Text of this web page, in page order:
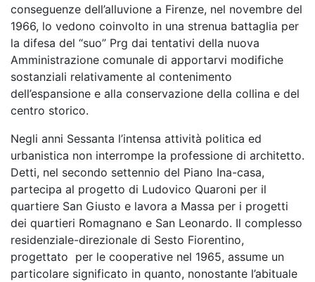
conseguenze dell’alluvione a Firenze, nel novembre del
1966, lo vedono coinvolto in una strenua battaglia per
la difesa del “suo” Prg dai tentativi della nuova
Amministrazione comunale di apportarvi modifiche
sostanziali relativamente al contenimento
dell’espansione e alla conservazione della collina e del
centro storico.
Negli anni Sessanta l’intensa attività politica ed
urbanistica non interrompe la professione di architetto.
Detti, nel secondo settennio del Piano Ina-casa,
partecipa al progetto di Ludovico Quaroni per il
quartiere San Giusto e lavora a Massa per i progetti
dei quartieri Romagnano e San Leonardo. Il complesso
residenziale-direzionale di Sesto Fiorentino,
progettato per le cooperative nel 1965, assume un
particolare significato in quanto, nonostante l’abituale